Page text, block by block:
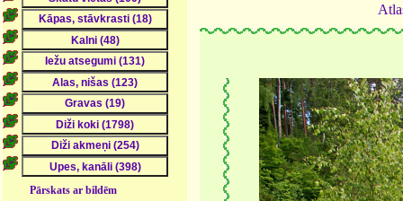
Pārskats ar bildēm